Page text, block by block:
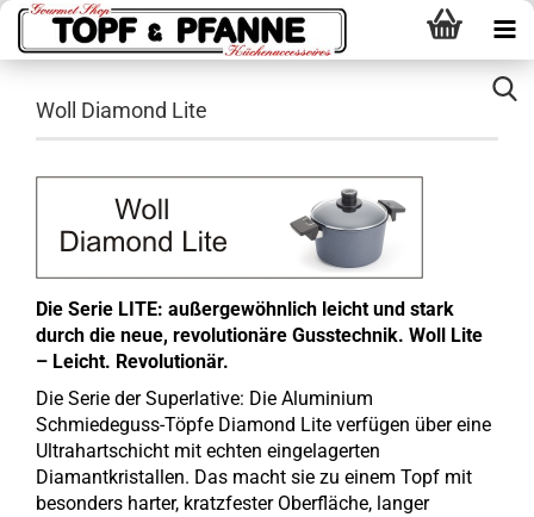
Woll Diamond Lite
Die Serie LITE: außergewöhnlich leicht und stark
durch die neue, revolutionäre Gusstechnik. Woll Lite
– Leicht. Revolutionär.
Die Serie der Superlative: Die Aluminium
Schmiedeguss-Töpfe Diamond Lite verfügen über eine
Ultrahartschicht mit echten eingelagerten
Diamantkristallen. Das macht sie zu einem Topf mit
besonders harter, kratzfester Oberfläche, langer